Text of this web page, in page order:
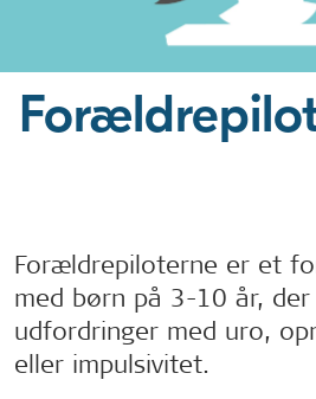
Forældrepiloterne er et
med børn på 3-10 år,
udfordringer med uro,
eller impulsivitet.